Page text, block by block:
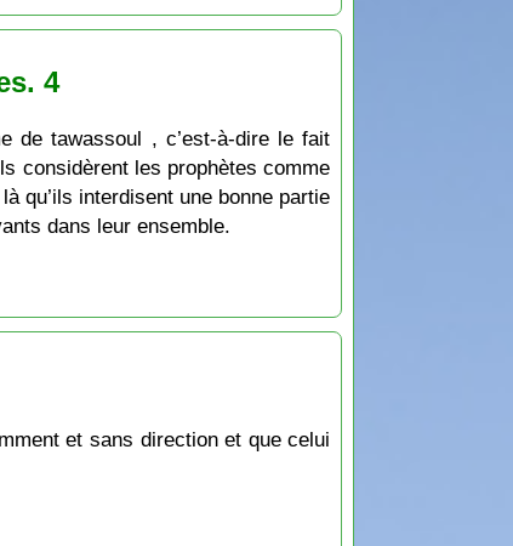
4
de tawassoul , c’est-à-dire le fait
considèrent les prophètes comme
qu’ils interdisent une bonne partie
dans leur ensemble.
et sans direction et que celui